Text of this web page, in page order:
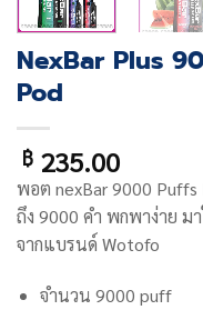
NexBar Plus
Pod
฿235.00
พอต nexBar 9000
ถึง 9000 คำ พกพาง่าย ม
จากแบรนด์ Wotofo
จำนวน 9000 puff